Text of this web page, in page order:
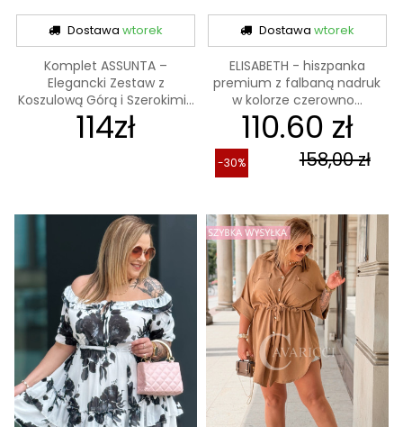
Dostawawtorek
Komplet ASSUNTA –
Elegancki Zestaw z
Koszulową Górą i Szerokimi...
114zł
Dostawa wtorek
ELISABETH - hiszpanka
premium z falbaną nadruk
w kolorze czerowno...
110.60 zł
158,00 zł
-30%